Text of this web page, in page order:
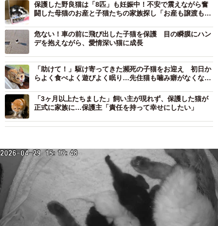
保護した野良猫は「8匹」も妊娠中！不安で震えながら奮
闘した母猫のお産と子猫たちの家族探し「お産も譲渡も怖
危ない！車の前に飛び出した子猫を保護 目の瞬膜にハン
デを抱えながら、愛情深い猫に成長
「助けて！」駆け寄ってきた瀕死の子猫をお迎え 初日か
らよく食べよく遊びよく眠り…先住猫も噛み癖がなくな
「3ヶ月以上たちました」飼い主が現れず、保護した猫が
正式に家族に…保護主「責任を持って幸せにしたい」